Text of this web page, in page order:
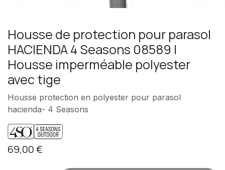
Housse de protection pour parasol
HACIENDA 4 Seasons 08589 |
Housse imperméable polyester
avec tige
Housse protection en polyester pour parasol
hacienda- 4 Seasons
69,00€